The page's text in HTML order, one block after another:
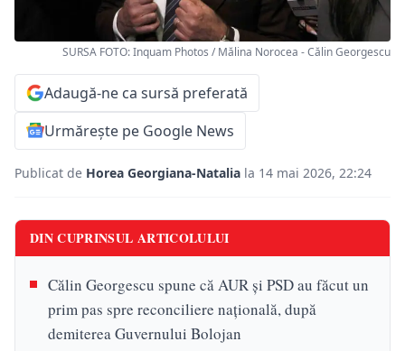
SURSA FOTO: Inquam Photos / Mălina Norocea - Călin Georgescu
Adaugă-ne ca sursă preferată
Urmărește pe Google News
Publicat de Horea Georgiana-Natalia la 14 mai 2026, 22:24
DIN CUPRINSUL ARTICOLULUI
Călin Georgescu spune că AUR și PSD au făcut un
prim pas spre reconciliere națională, după
demiterea Guvernului Bolojan